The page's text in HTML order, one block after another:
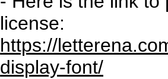
license:
https://
display-font/